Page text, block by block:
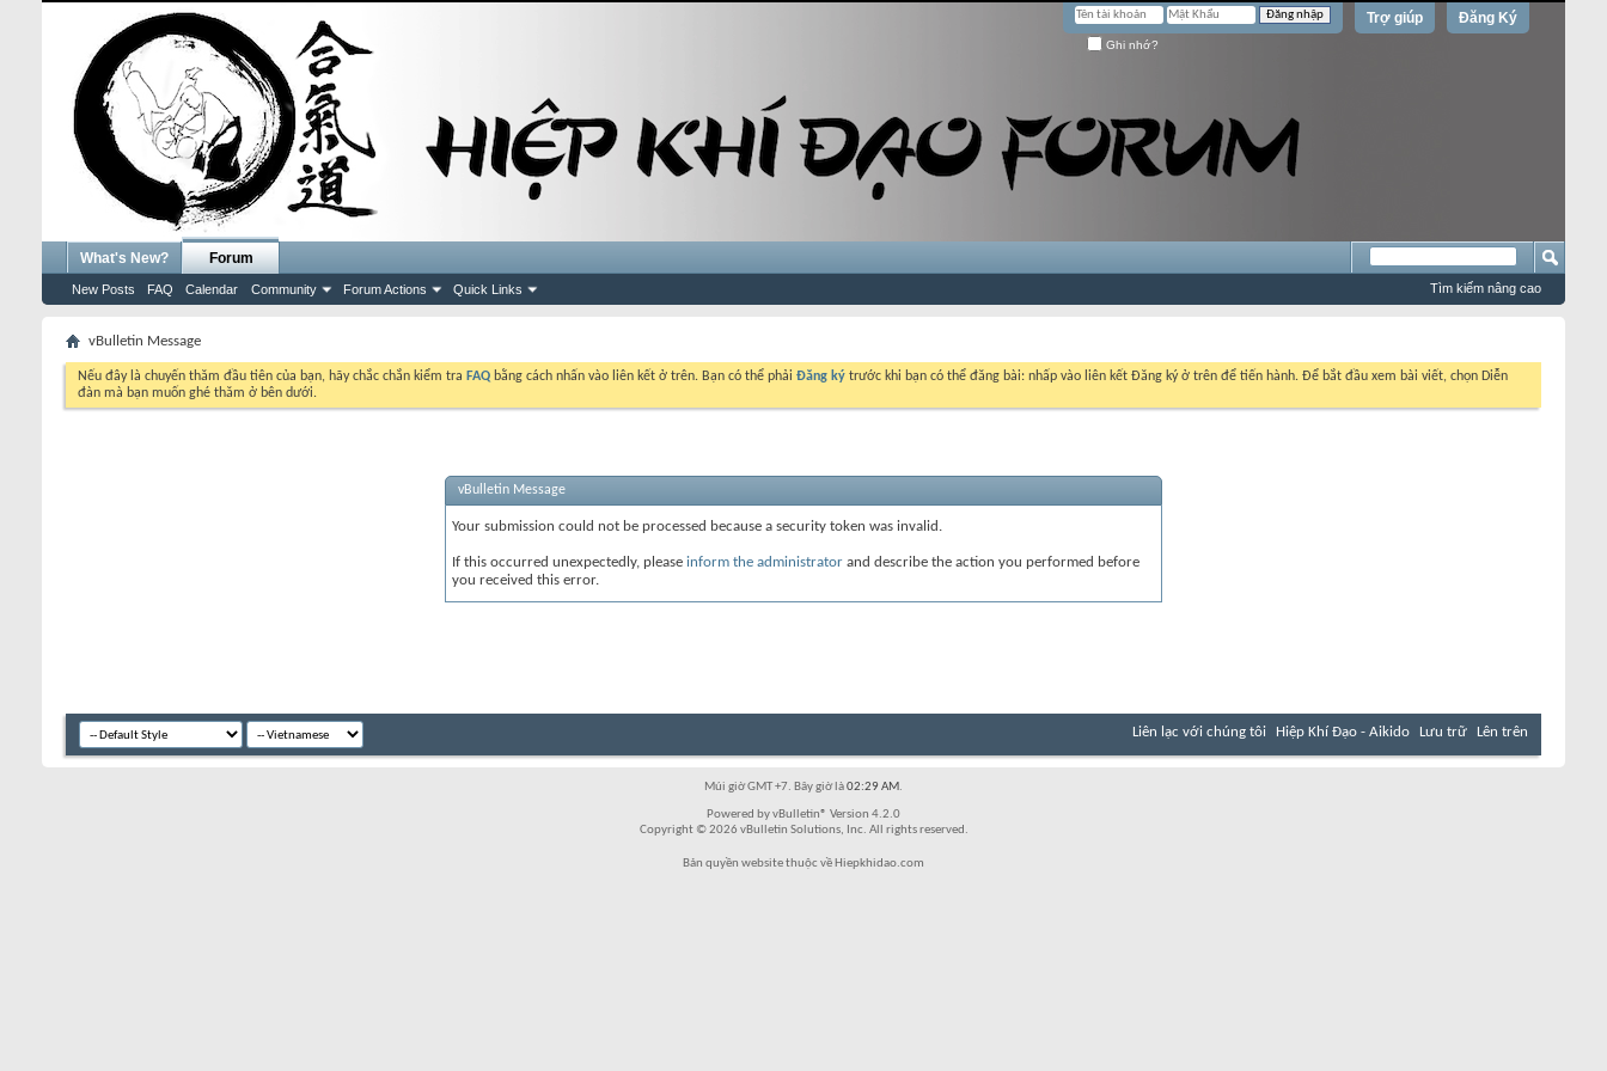
Đăng Ký
Trợ giúp
Ghi nhớ?
What's New? Forum
New Posts FAQ Calendar Community Forum Actions Quick Links Tìm kiếm nâng cao
vBulletin Message
Nếu đây là chuyến thăm đầu tiên của bạn, hãy chắc chắn kiểm tra FAQ bằng cách nhấn vào liên kết ở trên. Bạn có thể phải Đăng ký trước khi bạn có thể đăng bài: nhấp vào liên kết Đăng ký ở trên để tiến hành. Để bắt đầu xem bài viết, chọn Diễn
đàn mà bạn muốn ghé thăm ở bên dưới.
vBulletin Message
Your submission could not be processed because a security token was invalid.
If this occurred unexpectedly, please inform the administrator and describe the action you performed before
you received this error.
Liên lạc với chúng tôi Hiệp Khí Đạo - Aikido Lưu trữ Lên trên
Múi giờ GMT +7. Bây giờ là02:29 AM.
Powered by vBulletin® Version 4.2.0
Copyright © 2026 vBulletin Solutions, Inc. All rights reserved.
Bản quyền website thuộc về Hiepkhidao.com